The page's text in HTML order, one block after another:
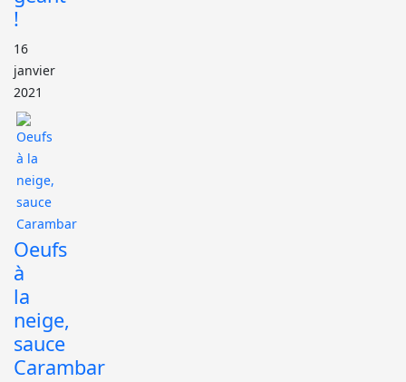
!
16
janvier
2021
Oeufs
à
la
neige,
sauce
Carambar